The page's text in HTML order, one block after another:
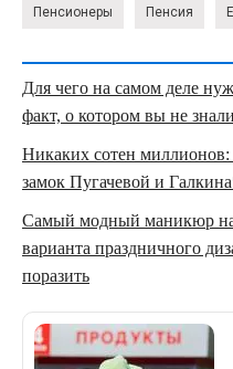
Пенсионеры Пенсия
Для чего на самом деле
факт, о котором вы не знали
Никаких сотен миллионов:
замок Пугачевой и
Самый модный маникюр
варианта праздничного
поразить